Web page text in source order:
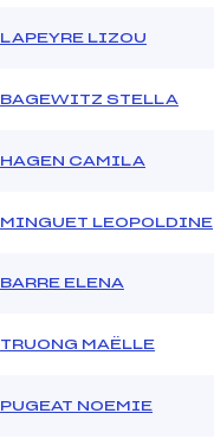
LAPEYRE LIZOU
BAGEWITZ STELLA
HAGEN CAMILA
MINGUET LEOPOLDINE
BARRE ELENA
TRUONG MAËLLE
PUGEAT NOEMIE